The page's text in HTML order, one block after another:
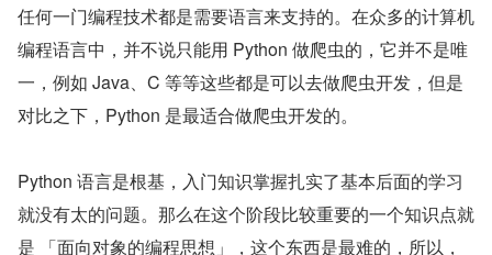
任何一门编程技术都是需要语言来支持的。在众多的计算机
编程语言中，并不说只能用 Python 做爬虫的，它并不是唯
一，例如 Java、C 等等这些都是可以去做爬虫开发，但是
对比之下，Python 是最适合做爬虫开发的。
Python 语言是根基，入门知识掌握扎实了基本后面的学习
就没有太的问题。那么在这个阶段比较重要的一个知识点就
是 「面向对象的编程思想」，这个东西是最难的，所以，